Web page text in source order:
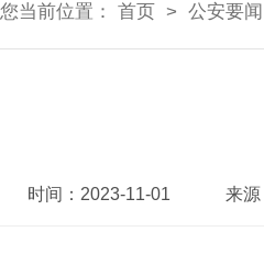
您当前位置： 首页 > 公安要闻
时间： 2023-11-01 来源